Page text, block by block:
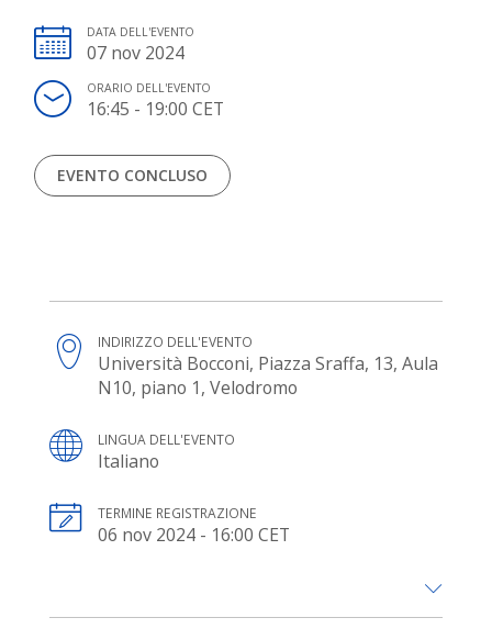
DATA DELL'EVENTO
07 nov 2024
ORARIO DELL'EVENTO
16:45 - 19:00 CET
EVENTO CONCLUSO
INDIRIZZO DELL'EVENTO
Università Bocconi, Piazza Sraffa, 13, Aula
N10, piano 1, Velodromo
LINGUA DELL'EVENTO
Italiano
TERMINE REGISTRAZIONE
06 nov 2024 - 16:00 CET